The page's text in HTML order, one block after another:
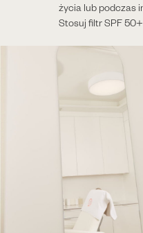
życia lub podczas
Stosuj filtr SPF